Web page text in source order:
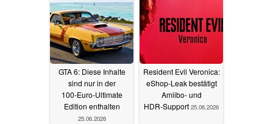
GTA 6: Diese Inhalte
sind nur in der
100‑Euro‑Ultimate
Edition enthalten
25.06.2026
Resident Evil Veronica:
eShop‑Leak bestätigt
Amiibo‑ und
HDR‑Support 25.06.2026